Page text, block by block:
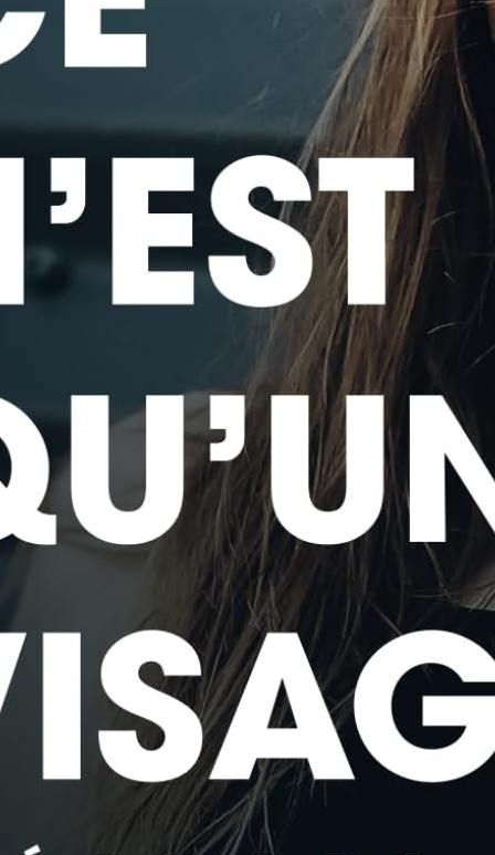
| 50 Dessins à Colorier de la Saison d’été à la